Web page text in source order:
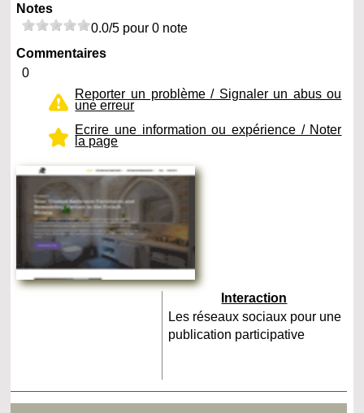
Notes
0.0/5 pour 0 note
Commentaires
0
Reporter un problème / Signaler un abus ou
une erreur
Ecrire une information ou expérience / Noter
la page
Interaction
Les réseaux sociaux pour une
publication participative